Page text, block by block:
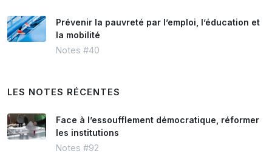
Prévenir la pauvreté par l’emploi, l’éducation et
la mobilité
Notes #40
LES NOTES RÉCENTES
Face à l’essoufflement démocratique, réformer
les institutions
Notes #92